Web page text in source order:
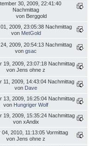
30, 2009, 22:41:40
Nachmittag
von Berggold
2009, 23:05:38 Nachmittag
von MetGold
2009, 20:54:13 Nachmittag
von gsac
19, 2009, 23:07:18 Nachmittag
von Jens ohne z
11, 2009, 14:43:04 Nachmittag
von Dave
13, 2009, 16:25:04 Nachmittag
von Hungriger Wolf
19, 2009, 15:35:24 Nachmittag
von xAndix
04, 2010, 11:13:05 Vormittag
von Jens ohne z